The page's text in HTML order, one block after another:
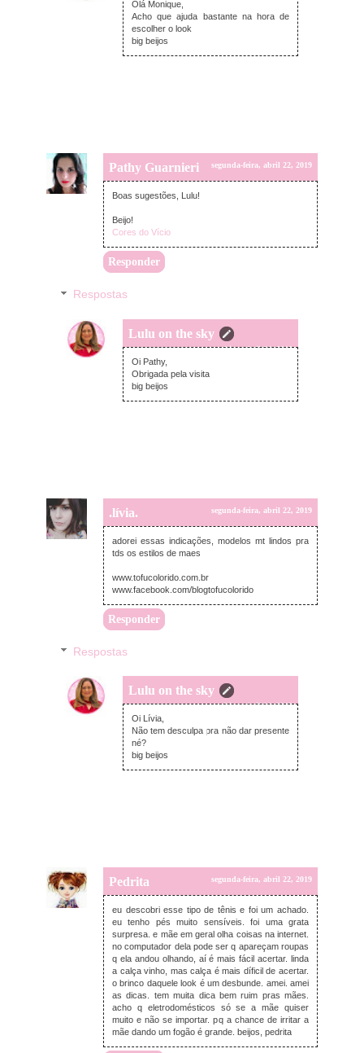
Olá Monique,
Acho que ajuda bastante na hora de
escolher o look
big beijos
Pathy Guarnieri segunda-feira, abril 22, 2019
Boas sugestões, Lulu!
Beijo!
Cores do Vício
Responder
Respostas
Lulu on the sky
quarta-feira, abril 24, 2019
Oi Pathy,
Obrigada pela visita
big beijos
.lívia. segunda-feira, abril 22, 2019
adorei essas indicações, modelos mt lindos pra
tds os estilos de maes
www.tofucolorido.com.br
www.facebook.com/blogtofucolorido
Responder
Respostas
Lulu on the sky
quarta-feira, abril 24, 2019
Oi Lívia,
Não tem desculpa pra não dar presente
né?
big beijos
Pedrita segunda-feira, abril 22, 2019
eu descobri esse tipo de tênis e foi um achado.
eu tenho pés muito sensíveis. foi uma grata
surpresa. e mãe em geral olha coisas na internet.
no computador dela pode ser q apareçam roupas
q ela andou olhando, aí é mais fácil acertar. linda
a calça vinho, mas calça é mais díficil de acertar.
o brinco daquele look é um desbunde. amei. amei
as dicas. tem muita dica bem ruim pras mães.
acho q eletrodomésticos só se a mãe quiser
muito e não se importar. pq a chance de irritar a
mãe dando um fogão é grande. beijos, pedrita